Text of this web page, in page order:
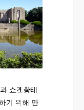
쇼켄황태
기 위해 만